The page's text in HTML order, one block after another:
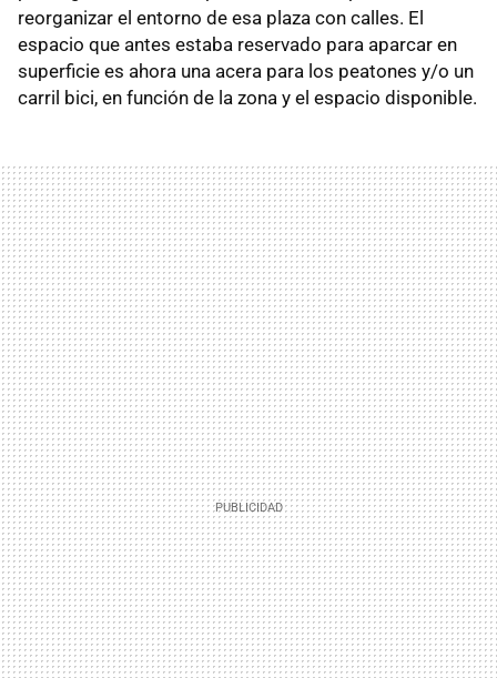
reorganizar el entorno de esa plaza con calles. El
espacio que antes estaba reservado para aparcar en
superficie es ahora una acera para los peatones y/o un
carril bici, en función de la zona y el espacio disponible.